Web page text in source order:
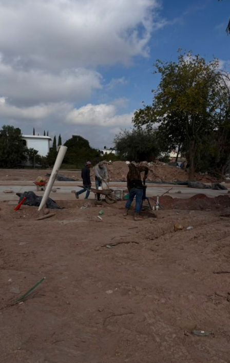
o que permitirá fortalecer la promoción turística y cultural
del municipio.
Por último, la presidenta concejal invitó a las y los
asistentes a visitar el stand de Villa de Pozos y conocer
la oferta que tiene el municipio, entre la que destacan su
gastronomía y sus tradiciones, como la emblemática
Procesión de los Cristos, una de las celebraciones que
forman parte de su identidad cultural.
También lee:
Villa de Pozos mantiene acciones por bailes
clandestinos